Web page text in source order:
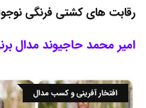
رقابت های کشتی فرنگی
امیر محمد حاجیوند مدال
افتخار آفرینی و کسب مدال